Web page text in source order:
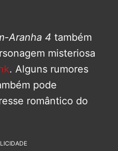
Aranha 4 também
misteriosa
. Alguns rumores
pode
romântico do